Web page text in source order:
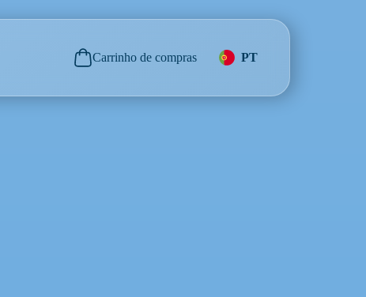
Carrinho de compras PT